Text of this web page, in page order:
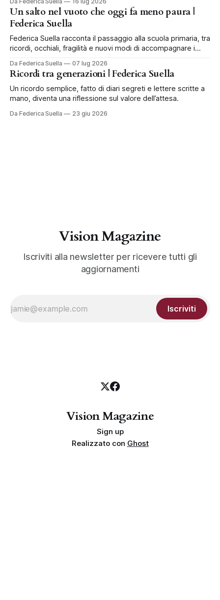
Un salto nel vuoto che oggi fa meno paura |
Federica Suella
Federica Suella racconta il passaggio alla scuola primaria, tra
ricordi, occhiali, fragilità e nuovi modi di accompagnare i
Da Federica Suella 07 lug 2026
Ricordi tra generazioni | Federica Suella
Un ricordo semplice, fatto di diari segreti e lettere scritte a
mano, diventa una riflessione sul valore dell’attesa.
Da Federica Suella 23 giu 2026
Vision Magazine
Iscriviti alla newsletter per ricevere tutti gli
aggiornamenti
Iscriviti
Vision Magazine
Sign up
Realizzato con Ghost